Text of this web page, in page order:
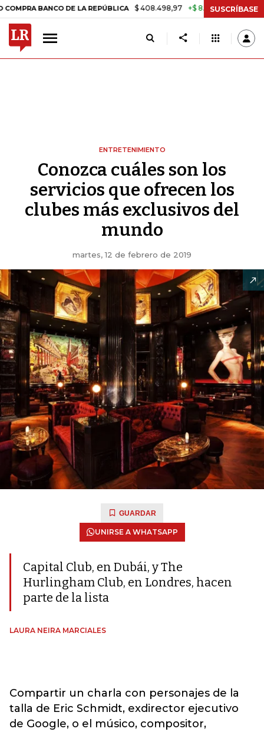
DE LA REPÚBLICA $ 408.498,97 +$ 8.753,81 +2,19% TASA DE
SUSCRÍBASE
ENTRETENIMIENTO
Conozca cuáles son los
servicios que ofrecen los
clubes más exclusivos del
mundo
martes, 12 de febrero de 2019
GUARDAR
UNIRSE A WHATSAPP
Capital Club, en Dubái, y The
Hurlingham Club, en Londres, hacen
parte de la lista
LAURA NEIRA MARCIALES
Compartir un charla con personajes de la
talla de Eric Schmidt, exdirector ejecutivo
de Google, o el músico, compositor,